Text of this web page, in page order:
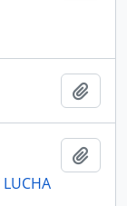
LUCHA